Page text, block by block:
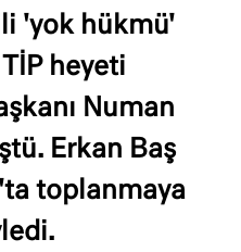
'yok hükmü'
TİP heyeti
Numan
Erkan Baş
toplanmaya